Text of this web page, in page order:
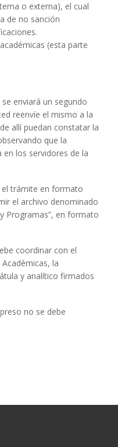
o externa), el cual
de no sanción
(esta parte
enviará un segundo
reenvíe el mismo a la
allí puedan constatar la
que la
los servidores de la
el trámite en formato
el archivo denominado
Programas”, en formato
coordinar con el
la
y analítico firmados
no se debe